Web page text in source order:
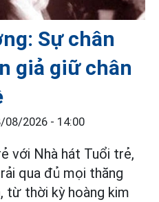
Sự chân
giả giữ chân
08/2026 - 14:00
với Nhà hát Tuổi trẻ,
qua đủ mọi thăng
từ thời kỳ hoàng kim